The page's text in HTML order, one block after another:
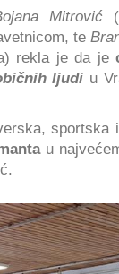
Mitrović
te
rekla je da je
ljudi u
sportska
u